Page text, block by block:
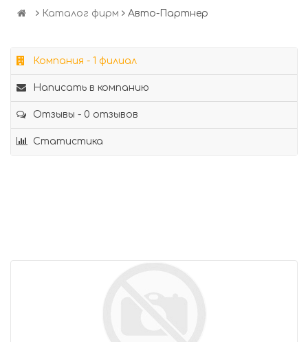
Каталог фирм Авто-Партнер
Компания - 1 филиал
Написать в компанию
Отзывы - 0 отзывов
Статистика